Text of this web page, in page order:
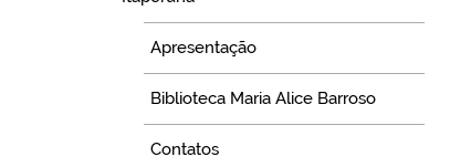
Apresentação
Biblioteca Maria Alice Barroso
Contatos